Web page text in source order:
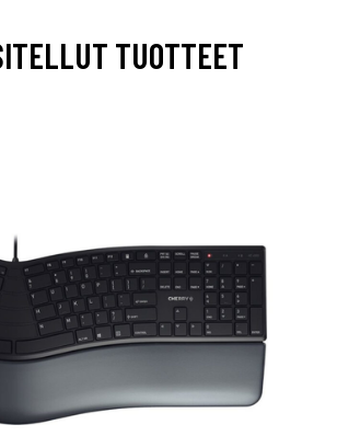
TUOTTEET